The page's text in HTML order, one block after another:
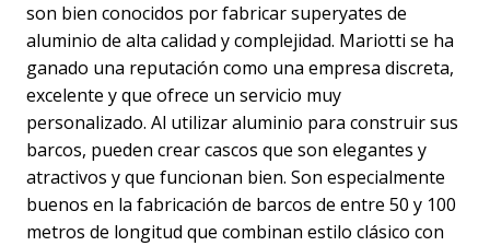
son bien conocidos por fabricar superyates de
aluminio de alta calidad y complejidad. Mariotti se ha
ganado una reputación como una empresa discreta,
excelente y que ofrece un servicio muy
personalizado. Al utilizar aluminio para construir sus
barcos, pueden crear cascos que son elegantes y
atractivos y que funcionan bien. Son especialmente
buenos en la fabricación de barcos de entre 50 y 100
metros de longitud que combinan estilo clásico con